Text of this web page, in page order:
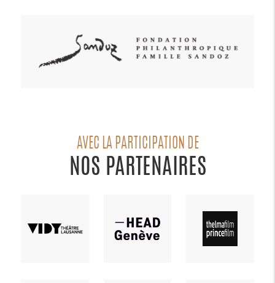
AVEC LA PARTICIPATION DE
NOS PARTENAIRES